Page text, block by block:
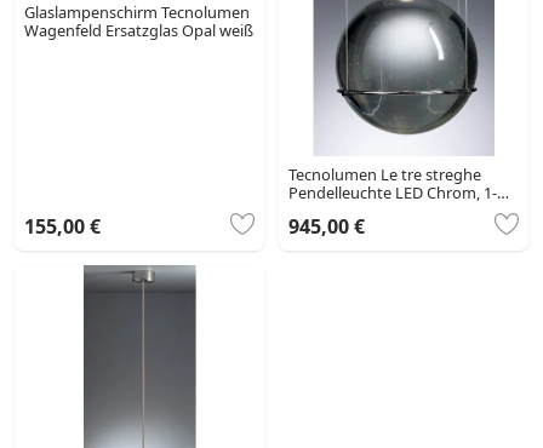
Glaslampenschirm Tecnolumen
Wagenfeld Ersatzglas Opal weiß
155,00 €
Tecnolumen Le tre streghe
Pendelleuchte LED Chrom, 1-
945,00 €